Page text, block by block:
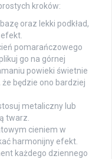
kroków:
oraz lekki podkład,
pomarańczowego
go na górnej
powieki świetnie
że będzie ono bardziej
metaliczny lub
twarz.
cieniem w
harmonijny efekt.
każdego dziennego